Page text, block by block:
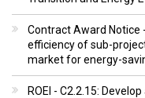
Contract Award Notice
efficiency of sub-
market for energy-
ROEI - C2.2.15: